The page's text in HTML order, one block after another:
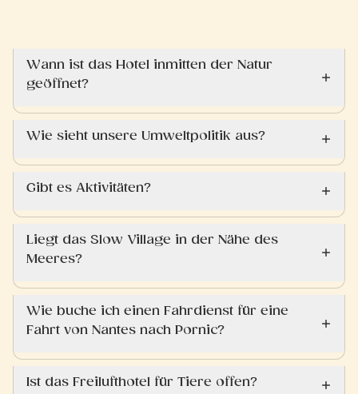
Wann ist das Hotel inmitten der Natur
geöffnet?
Wie sieht unsere Umweltpolitik aus?
Gibt es Aktivitäten?
Liegt das Slow Village in der Nähe des
Meeres?
Wie buche ich einen Fahrdienst für eine
Fahrt von Nantes nach Pornic?
Ist das Freilufthotel für Tiere offen?